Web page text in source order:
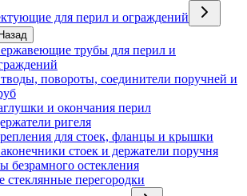
для перил и ограждений
Назад
трубы для перил и
повороты, соединители поручней и
и окончания перил
ригеля
для стоек, фланцы и крышки
стоек и держатели поручня
безрамного остекления
стеклянные перегородки